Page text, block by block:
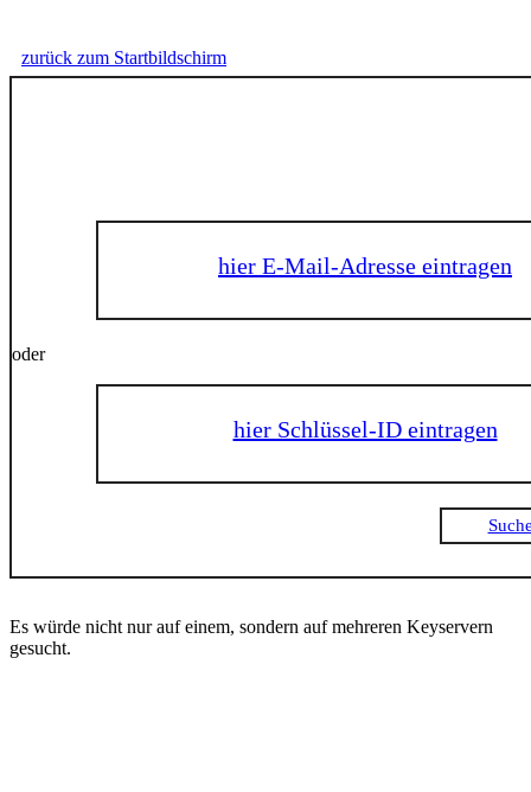
zurück zum Startbildschirm
hier E-Mail-Adresse eintragen
oder
hier Schlüssel-ID eintragen
Es würde nicht nur auf einem, sondern auf mehreren Keyservern
gesucht.